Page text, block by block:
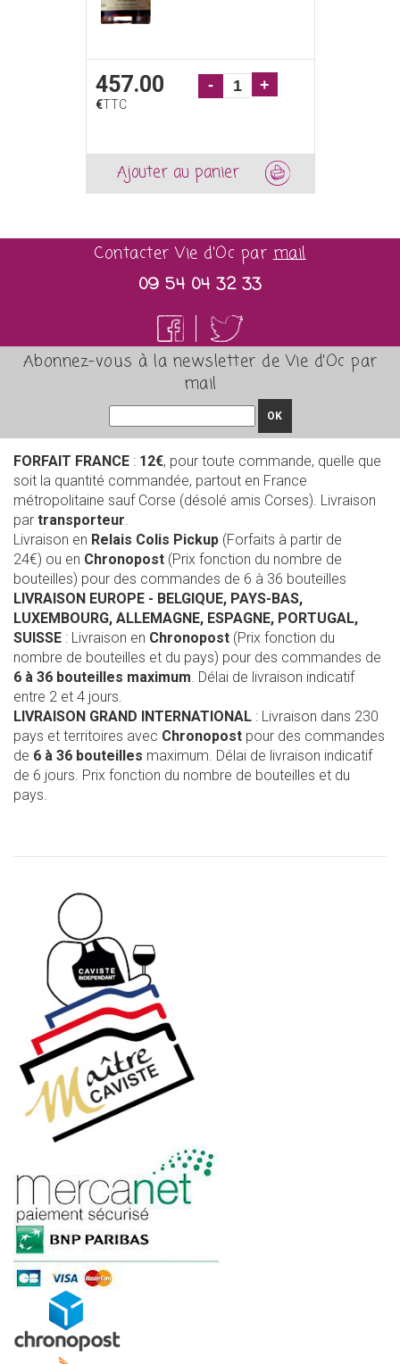
457.00
€TTC
- +
Ajouter au panier
Contacter Vie d'Oc parmail
09 54 04 32 33
Abonnez-vous à la newsletter de Vie d'Oc par
mail
OK
FORFAIT FRANCE : 12€, pour toute commande, quelle que
soit la quantité commandée, partout en France
métropolitaine sauf Corse (désolé amis Corses). Livraison
par transporteur.
Livraison en Relais Colis Pickup (Forfaits à partir de
24€) ou en Chronopost (Prix fonction du nombre de
bouteilles) pour des commandes de 6 à 36 bouteilles
LIVRAISON EUROPE - BELGIQUE, PAYS-BAS,
LUXEMBOURG, ALLEMAGNE, ESPAGNE, PORTUGAL,
SUISSE : Livraison en Chronopost (Prix fonction du
nombre de bouteilles et du pays) pour des commandes de
6 à 36 bouteilles maximum. Délai de livraison indicatif
entre 2 et 4 jours.
LIVRAISON GRAND INTERNATIONAL : Livraison dans 230
pays et territoires avec Chronopost pour des commandes
de 6 à 36 bouteilles maximum. Délai de livraison indicatif
de 6 jours. Prix fonction du nombre de bouteilles et du
pays.